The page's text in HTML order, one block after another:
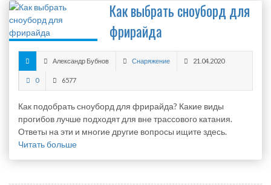
Как выбрать сноуборд для
фрирайда
Александр Бубнов Снаряжение 21.04.2020
0 6577
Как подобрать сноуборд для фрирайда? Какие виды
прогибов лучше подходят для вне трассового катания.
Ответы на эти и многие другие вопросы ищите здесь.
Читать больше